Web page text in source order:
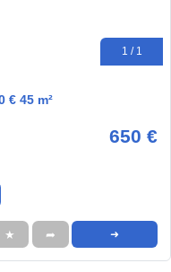
1 / 1
€ 45 m²
650 €
★ ➦ ➜